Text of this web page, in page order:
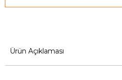
Ürün Açıklaması